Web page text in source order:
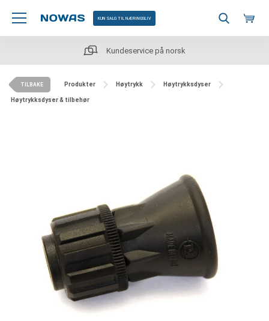
KUN SALG TIL NÆRINGSLIV
Kundeservice på norsk
TILBAKE Produkter Høytrykk Høytrykksdyser
Høytrykksdyser & tilbehør